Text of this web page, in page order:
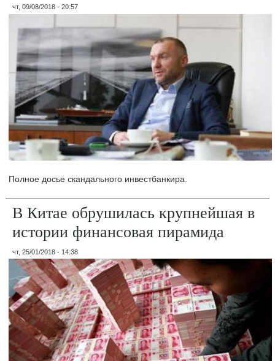
чт, 09/08/2018 - 20:57
Полное досье скандального инвестбанкира.
В Китае обрушилась крупнейшая в
истории финансовая пирамида
чт, 25/01/2018 - 14:38